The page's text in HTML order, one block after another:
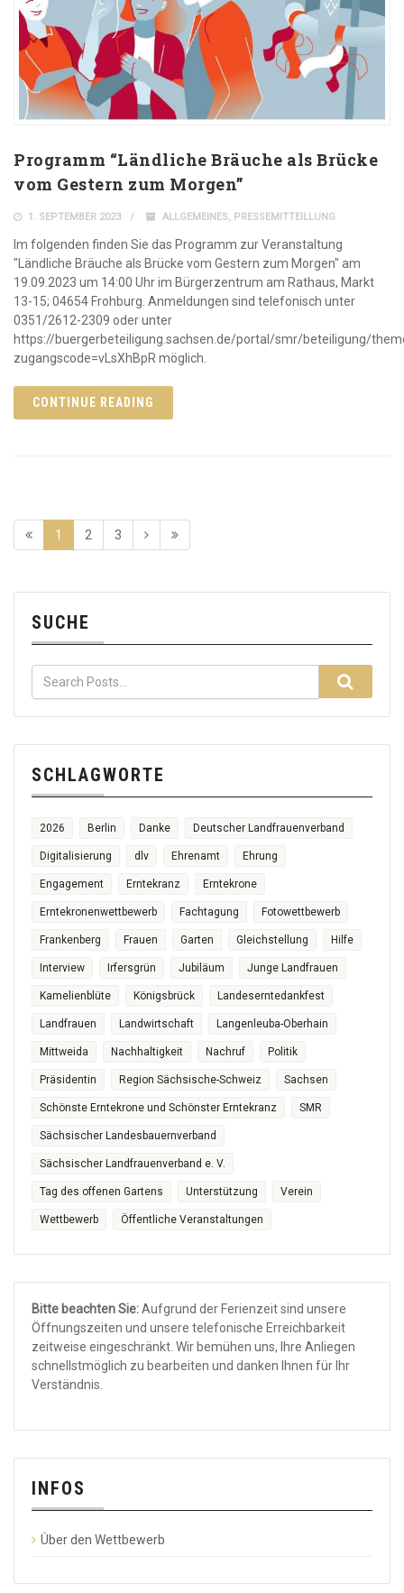
Programm “Ländliche Bräuche als Brücke
vom Gestern zum Morgen”
1. SEPTEMBER 2023 ALLGEMEINES PRESSEMITTEILLUNG
Im folgenden finden Sie das Programm zur Veranstaltung
"Ländliche Bräuche als Brücke vom Gestern zum Morgen" am
19.09.2023 um 14:00 Uhr im Bürgerzentrum am Rathaus, Markt
13-15; 04654 Frohburg. Anmeldungen sind telefonisch unter
0351/2612-2309 oder unter
https://buergerbeteiligung.sachsen.de/portal/smr/beteiligung/
zugangscode=vLsXhBpR möglich.
CONTINUE READING
1 2 3
SUCHE
SCHLAGWORTE
2026 Berlin Danke Deutscher Landfrauenverband
Digitalisierung dlv Ehrenamt Ehrung
Engagement Erntekranz Erntekrone
Erntekronenwettbewerb Fachtagung Fotowettbewerb
Frankenberg Frauen Garten Gleichstellung Hilfe
Interview Irfersgrün Jubiläum Junge Landfrauen
Kamelienblüte Königsbrück Landeserntedankfest
Landfrauen Landwirtschaft Langenleuba-Oberhain
Mittweida Nachhaltigkeit Nachruf Politik
Präsidentin Region Sächsische-Schweiz Sachsen
Schönste Erntekrone und Schönster Erntekranz SMR
Sächsischer Landesbauernverband
Sächsischer Landfrauenverband e. V.
Tag des offenen Gartens Unterstützung Verein
Wettbewerb Öffentliche Veranstaltungen
Bitte beachten Sie:Aufgrund der Ferienzeit sind unsere
Öffnungszeiten und unsere telefonische Erreichbarkeit
zeitweise eingeschränkt. Wir bemühen uns, Ihre Anliegen
schnellstmöglich zu bearbeiten und danken Ihnen für Ihr
Verständnis.
INFOS
Über den Wettbewerb